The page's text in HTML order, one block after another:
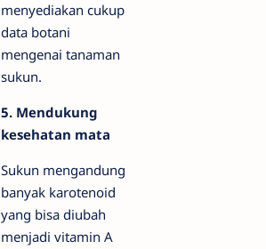
menyediakan cukup
data botani
mengenai tanaman
sukun.
5. Mendukung
kesehatan mata
Sukun mengandung
banyak karotenoid
yang bisa diubah
menjadi vitamin A